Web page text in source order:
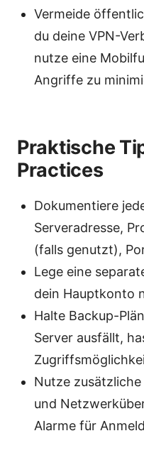
Vermeide
du deine VPN-
nutze eine
Angriffe zu
Praktische
Practices
Dokumentiere
Serveradresse,
(falls genutzt),
Lege eine
dein Hauptkonto
Halte Backup-
Server ausfällt,
Nutze
und
Alarme für